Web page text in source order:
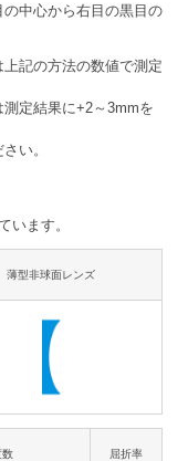
中心から右目の黒目の
記の方法の数値で測定
定結果に+2～3mmを
い。
います。
薄型非球面レンズ
数 屈折率